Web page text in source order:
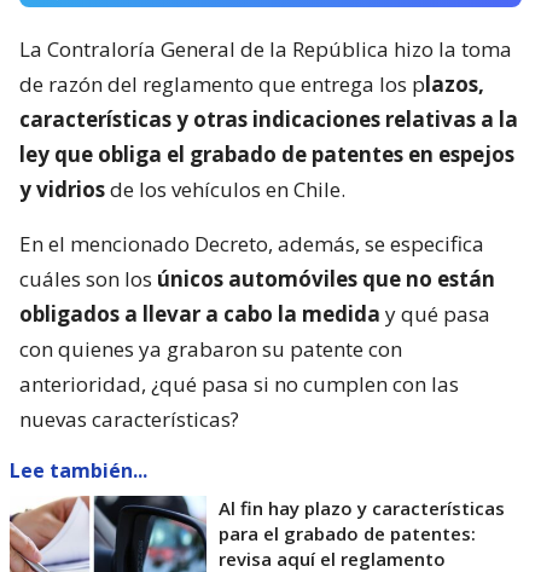
La Contraloría General de la República hizo la toma
de razón del reglamento que entrega los plazos,
características y otras indicaciones relativas a la
ley que obliga el grabado de patentes en espejos
y vidriosde los vehículos en Chile.
En el mencionado Decreto, además, se especifica
cuáles son los únicos automóviles que no están
obligados a llevar a cabo la medida y qué pasa
con quienes ya grabaron su patente con
anterioridad, ¿qué pasa si no cumplen con las
nuevas características?
Lee también...
Al fin hay plazo y características
para el grabado de patentes:
revisa aquí el reglamento